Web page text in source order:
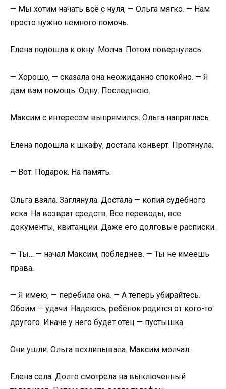
— Мы хотим начать всё с нуля, — Ольга мягко. — Нам
просто нужно немного помочь.
Елена подошла к окну. Молча. Потом повернулась.
— Хорошо, — сказала она неожиданно спокойно. — Я
дам вам помощь. Одну. Последнюю.
Максим с интересом выпрямился. Ольга напряглась.
Елена подошла к шкафу, достала конверт. Протянула.
— Вот. Подарок. На память.
Ольга взяла. Заглянула. Достала — копия судебного
иска. На возврат средств. Все переводы, все
документы, квитанции. Даже его долговые расписки.
— Ты… — начал Максим, побледнев. — Ты не имеешь
права.
— Я имею, — перебила она. — А теперь убирайтесь.
Обоим — удачи. Надеюсь, ребёнок родится от кого-то
другого. Иначе у него будет отец — пустышка.
Они ушли. Ольга всхлипывала. Максим молчал.
Елена села. Долго смотрела на выключенный